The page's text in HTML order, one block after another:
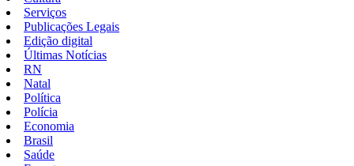
Serviços
Publicações Legais
Edição digital
Últimas Notícias
RN
Natal
Política
Polícia
Economia
Brasil
Saúde